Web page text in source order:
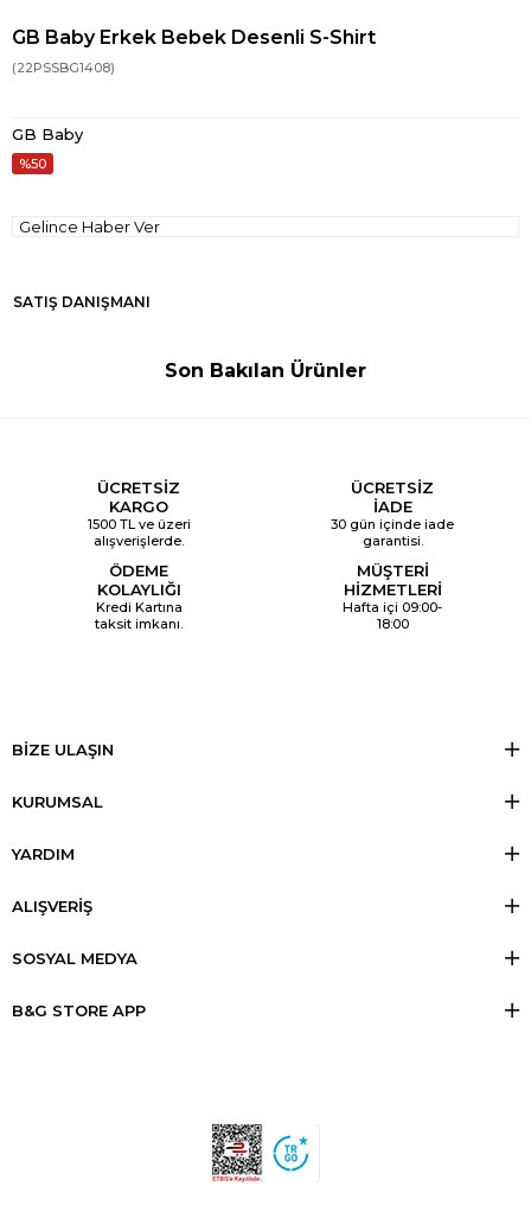
GB Baby Erkek Bebek Desenli S-Shirt
(22PSSBG1408)
GB Baby
50
Gelince Haber Ver
SATIŞ DANIŞMANI
Son Bakılan Ürünler
ÜCRETSİZ
KARGO
1500 TL ve üzeri
alışverişlerde.
ÜCRETSİZ
İADE
30 gün içinde iade
garantisi.
ÖDEME
KOLAYLIĞI
Kredi Kartına
taksit imkanı.
MÜŞTERİ
HİZMETLERİ
Hafta içi 09:00-
18:00
BİZE ULAŞIN
KURUMSAL
YARDIM
ALIŞVERİŞ
SOSYAL MEDYA
B&G STORE APP